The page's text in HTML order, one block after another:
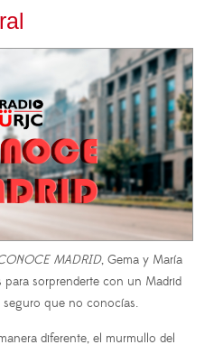
MADRID, Gema y María
para sorprenderte con un Madrid
que no conocías.
diferente, el murmullo del